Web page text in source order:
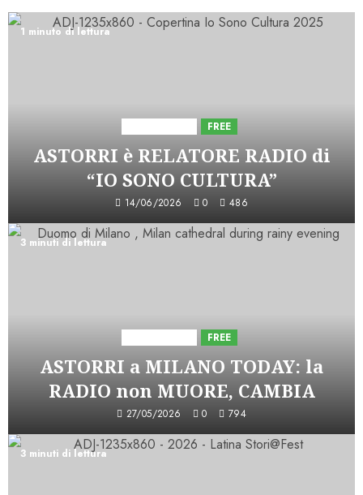
1 minuto di lettura
FREE
ASTORRI è RELATORE RADIO di
“IO SONO CULTURA”
14/06/2026 0 486
3 minuti di lettura
FREE
ASTORRI a MILANO TODAY: la
RADIO non MUORE, CAMBIA
27/05/2026 0 794
3 minuti di lettura